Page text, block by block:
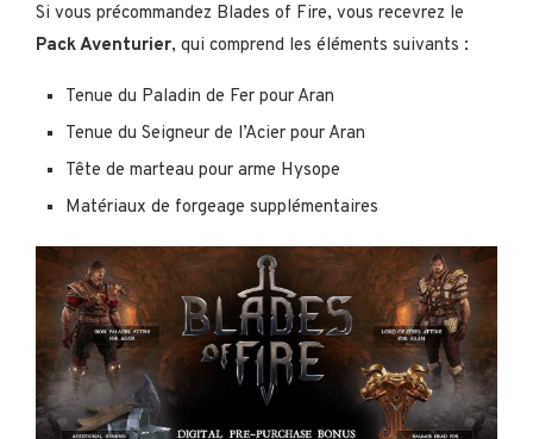
Si vous précommandez Blades of Fire, vous recevrez le
Pack Aventurier, qui comprend les éléments suivants :
Tenue du Paladin de Fer pour Aran
Tenue du Seigneur de l’Acier pour Aran
Tête de marteau pour arme Hysope
Matériaux de forgeage supplémentaires